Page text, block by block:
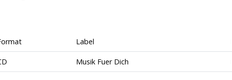
Label
Musik Fuer Dich